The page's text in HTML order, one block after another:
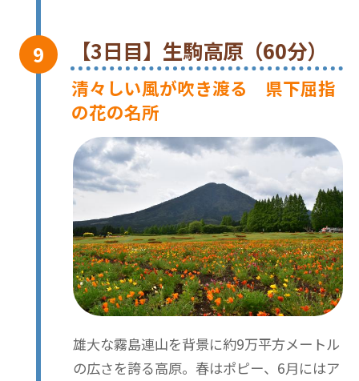
【3日目】生駒高原（60分）
清々しい風が吹き渡る 県下屈指
の花の名所
雄大な霧島連山を背景に約9万平方メートル
の広さを誇る高原。春はポピー、6月にはア